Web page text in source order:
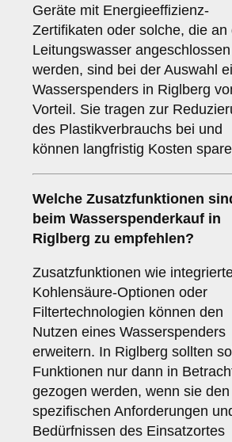
Geräte mit Energieeffizienz-
Zertifikaten oder solche, die an
Leitungswasser angeschlossen
werden, sind bei der Auswahl
Wasserspenders in Riglberg
Vorteil. Sie tragen zur
des Plastikverbrauchs bei und
können langfristig Kosten
Welche Zusatzfunktionen
beim Wasserspenderkauf in
Riglberg zu empfehlen?
Zusatzfunktionen wie
Kohlensäure-Optionen oder
Filtertechnologien können den
Nutzen eines Wasserspenders
erweitern. In Riglberg sollten
Funktionen nur dann in
gezogen werden, wenn sie den
spezifischen Anforderungen
Bedürfnissen des Einsatzortes